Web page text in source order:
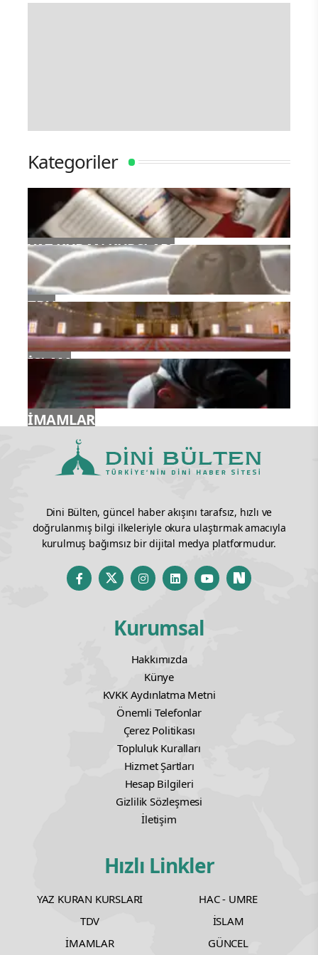
Kategoriler
YAZ KURAN KURSLARI
TDV
İSLAM
İMAMLAR
Dini Bülten, güncel haber akışını tarafsız, hızlı ve
doğrulanmış bilgi ilkeleriyle okura ulaştırmak amacıyla
kurulmuş bağımsız bir dijital medya platformudur.
Kurumsal
Hakkımızda
Künye
KVKK Aydınlatma Metni
Önemli Telefonlar
Çerez Politikası
Topluluk Kuralları
Hizmet Şartları
Hesap Bilgileri
Gizlilik Sözleşmesi
İletişim
Hızlı Linkler
YAZ KURAN KURSLARI
HAC - UMRE
TDV
İSLAM
İMAMLAR
GÜNCEL